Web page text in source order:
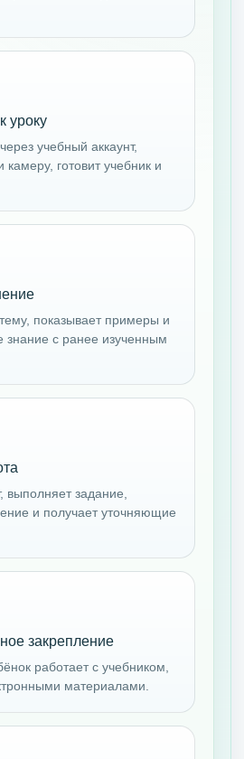
уроку
учебный аккаунт,
камеру, готовит учебник и
показывает примеры и
знание с ранее изученным
выполняет задание,
и получает уточняющие
закрепление
работает с учебником,
материалами.